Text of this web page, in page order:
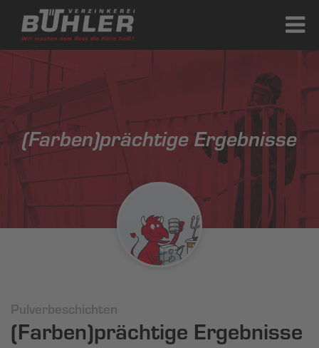
(Farben)prächtige Ergebnisse
Pulverbeschichten
(Farben)prächtige Ergebnisse